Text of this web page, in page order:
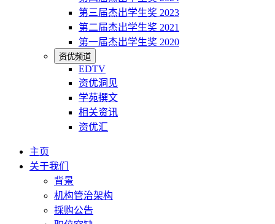
第三届杰出学生奖 2023
第二届杰出学生奖 2021
第一届杰出学生奖 2020
资优频道
EDTV
资优洞见
学苑撰文
相关资讯
资优汇
主页
关于我们
背景
机构管治架构
採购公告